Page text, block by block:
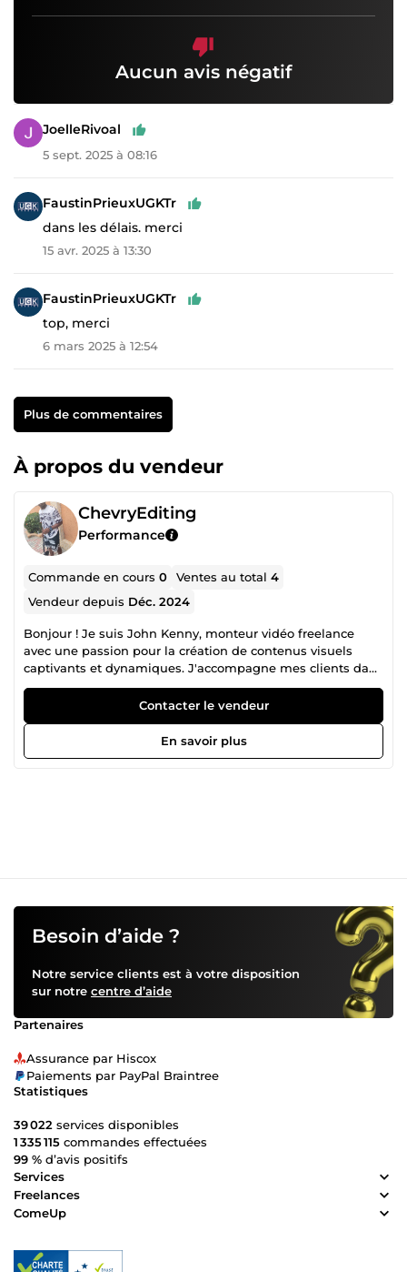
Aucun avis négatif
JoelleRivoal
5 sept. 2025 à 08:16
FaustinPrieuxUGKTr
dans les délais. merci
15 avr. 2025 à 13:30
FaustinPrieuxUGKTr
top, merci
6 mars 2025 à 12:54
Plus de commentaires
À propos du vendeur
ChevryEditing
Performance
Commande en cours0 Ventes au total4
Vendeur depuis Déc. 2024
Bonjour ! Je suis John Kenny, monteur vidéo freelance
avec une passion pour la création de contenus visuels
captivants et dynamiques. J'accompagne mes clients dans
la réalisation de leurs projets, qu'il s'agisse de vidéos
promotionnelles, de montages pour les réseaux sociaux,
ou de contenus créatifs sur mesure. Mon objectif est de
transformer vos idées en vidéos percutantes qui marquent
les esprits, tout en respectant vos attentes et délais.
Contacter le vendeur
En savoir plus
Besoin d’aide ?
Notre service clients est à votre disposition
sur notre centre d’aide
Partenaires
Assurance par Hiscox
Paiements par PayPal Braintree
Statistiques
39 022 services disponibles
1 335 115 commandes effectuées
99 % d’avis positifs
Services
Freelances
ComeUp